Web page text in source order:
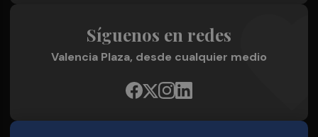
Síguenos en redes
Valencia Plaza, desde cualquier medio